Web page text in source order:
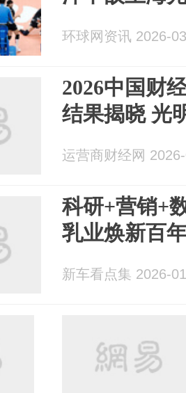
环球网资讯 2026-
2026中国财
结果揭晓 光
运营商财经网
科研+营销+
乳业焕新百
新车看点集 2026-